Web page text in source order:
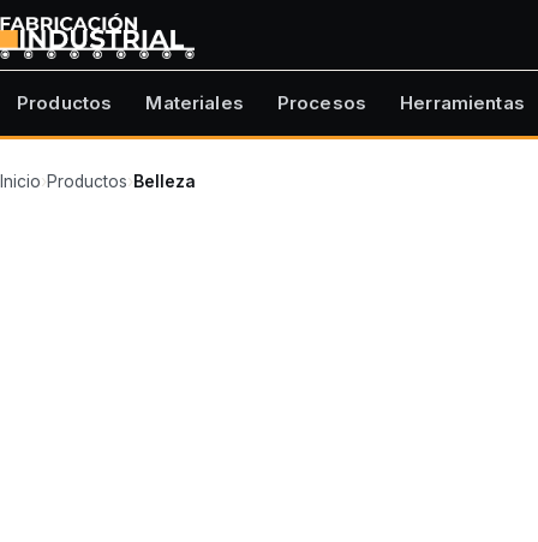
Productos Materiales Procesos Herramientas
Inicio›Productos›Belleza